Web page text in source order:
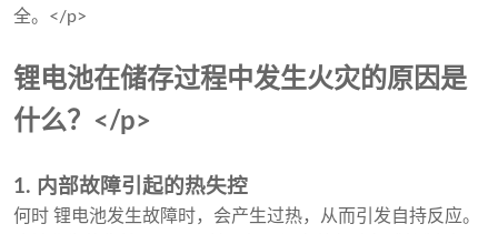
全。</p>
锂电池在储存过程中发生火灾的原因是
什么？</p>
1. 内部故障引起的热失控
何时 锂电池发生故障时，会产生过热，从而引发自持反应。